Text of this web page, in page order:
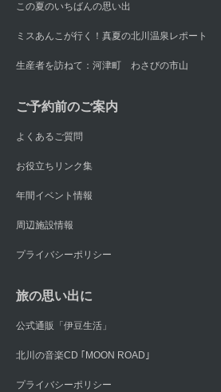
この夏のいちばんの思い出
ミスあんこが行く！真夏の北川温泉レポート
生産者を訪ねて：河津町 わさびの市山
ご予約前のご案内
よくあるご質問
お役立ちリンク集
年間イベント情報
周辺施設情報
プライバシーポリシー
旅の思い出に
公式通販「伊豆生活」
北川の音楽CD ｢MOON ROAD｣
プライバシーポリシー